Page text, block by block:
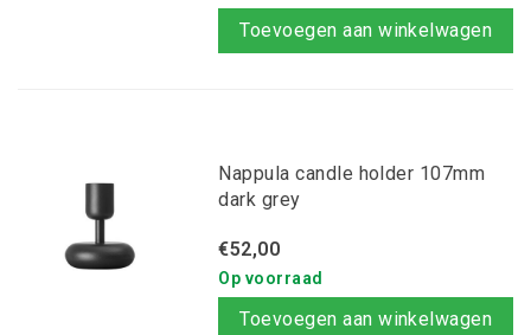
Toevoegen aan winkelwagen
Nappula candle holder 107mm
dark grey
€52,00
Op voorraad
Toevoegen aan winkelwagen